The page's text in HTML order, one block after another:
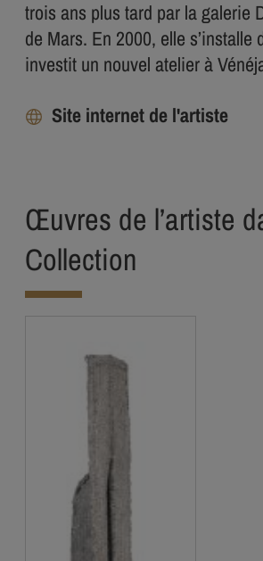
trois ans plus tard par la galerie
de Mars. En 2000, elle s’installe
investit un nouvel atelier à
Site internet de l'artiste
Œuvres de l’artiste
Collection